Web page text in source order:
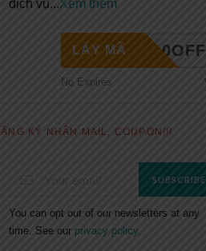
dịch vụ...Xem thêm
INO10OFF
LẤY MÃ
No Expires
KÝ NHẬN MAIL, COUPON!!!
SUBSCRIBE
You can opt out of our newsletters at any
time. See our privacy policy.